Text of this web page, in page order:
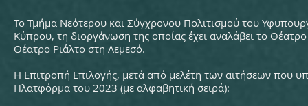
Το Τμήμα Νεότερου και Σύγχρονου Πολιτισμού του
Κύπρου, τη διοργάνωση της οποίας έχει αναλάβει το
Θέατρο Ριάλτο στη Λεμεσό.
Η Επιτροπή Επιλογής, μετά από μελέτη των αιτήσεων που
Πλατφόρμα του 2023 (με αλφαβητική σειρά):